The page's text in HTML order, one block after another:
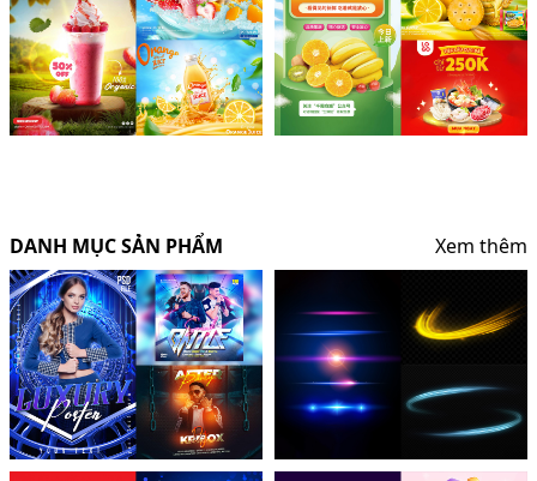
DANH MỤC SẢN PHẨM Xem thêm